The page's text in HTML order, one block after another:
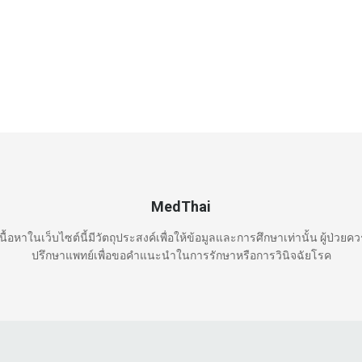
MedThai
อหาในเว็บไซต์นี้มีวัตถุประสงค์เพื่อให้ข้อมูลและการศึกษาเท่านั้น ผู้ป่วยค
ปรึกษาแพทย์เพื่อขอคำแนะนำในการรักษาหรือการวินิจฉัยโรค